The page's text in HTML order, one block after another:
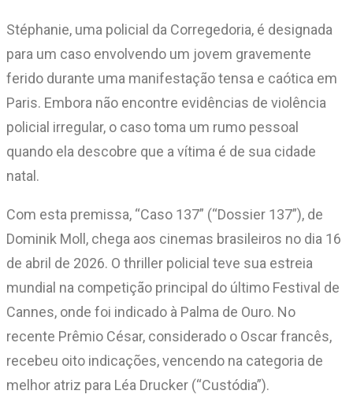
Stéphanie, uma policial da Corregedoria, é designada
para um caso envolvendo um jovem gravemente
ferido durante uma manifestação tensa e caótica em
Paris. Embora não encontre evidências de violência
policial irregular, o caso toma um rumo pessoal
quando ela descobre que a vítima é de sua cidade
natal.
Com esta premissa, “Caso 137” (“Dossier 137”), de
Dominik Moll, chega aos cinemas brasileiros no dia 16
de abril de 2026. O thriller policial teve sua estreia
mundial na competição principal do último Festival de
Cannes, onde foi indicado à Palma de Ouro. No
recente Prêmio César, considerado o Oscar francês,
recebeu oito indicações, vencendo na categoria de
melhor atriz para Léa Drucker (“Custódia”).